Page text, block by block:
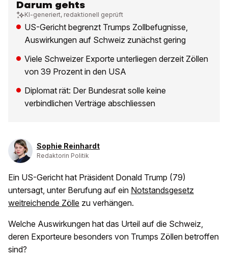
Darum gehts
KI-generiert, redaktionell geprüft
US-Gericht begrenzt Trumps Zollbefugnisse,
Auswirkungen auf Schweiz zunächst gering
Viele Schweizer Exporte unterliegen derzeit Zöllen
von 39 Prozent in den USA
Diplomat rät: Der Bundesrat solle keine
verbindlichen Verträge abschliessen
Sophie Reinhardt
Redaktorin Politik
Ein US-Gericht hat Präsident Donald Trump (79)
untersagt, unter Berufung auf ein Notstandsgesetz
weitreichende Zölle zu verhängen.
Welche Auswirkungen hat das Urteil auf die Schweiz,
deren Exporteure besonders von Trumps Zöllen betroffen
sind?